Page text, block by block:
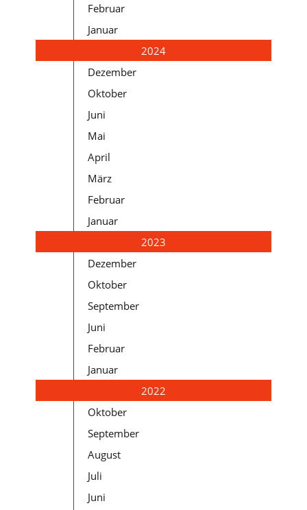
Februar
Januar
2024
Dezember
Oktober
Juni
Mai
April
März
Februar
Januar
2023
Dezember
Oktober
September
Juni
Februar
Januar
2022
Oktober
September
August
Juli
Juni